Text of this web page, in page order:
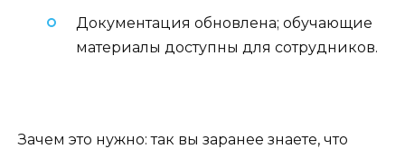
Документация обновлена; обучающие
материалы доступны для сотрудников.
Зачем это нужно: так вы заранее знаете, что